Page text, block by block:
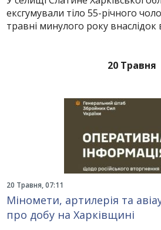
ексгумували тіло 55-річного
травні минулого року внаслідок
20 Травня
20 Травня, 07:11
Міномети, артилерія та
про добу на Харківщині